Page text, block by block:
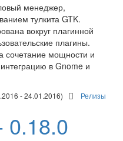
менеджер,
тулкита GTK.
вокруг плагинной
плагины.
сочетание мощности и
в Gnome и
- 24.01.2016) Релизы
0.18.0